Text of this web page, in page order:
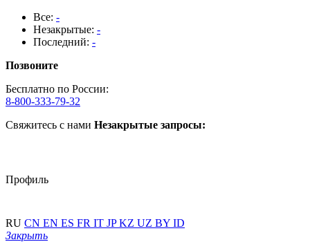
Все: -
Незакрытые: -
Последний: -
Позвоните
Бесплатно по России:
8-800-333-79-32
Свяжитесь с нами Незакрытые запросы:
Профиль
RU CN EN ES FR IT JPKZ UZ BY ID
Закрыть